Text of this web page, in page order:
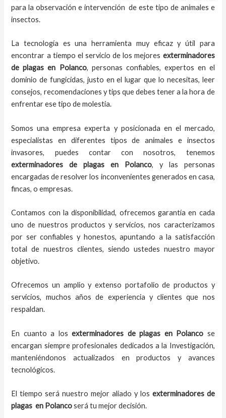
para la observación e intervención de este tipo de animales e
insectos.
La tecnología es una herramienta muy eficaz y útil para
encontrar a tiempo el servicio de los mejores exterminadores
de plagas en Polanco, personas confiables, expertos en el
dominio de fungicidas, justo en el lugar que lo necesitas, leer
consejos, recomendaciones y tips que debes tener a la hora de
enfrentar ese tipo de molestia.
Somos una empresa experta y posicionada en el mercado,
especialistas en diferentes tipos de animales e insectos
invasores, puedes contar con nosotros, tenemos
exterminadores de plagas en Polanco, y las personas
encargadas de resolver los inconvenientes generados en casa,
fincas, o empresas.
Contamos con la disponibilidad, ofrecemos garantía en cada
uno de nuestros productos y servicios, nos caracterizamos
por ser confiables y honestos, apuntando a la satisfacción
total de nuestros clientes, siendo ustedes nuestro mayor
objetivo.
Ofrecemos un amplio y extenso portafolio de productos y
servicios, muchos años de experiencia y clientes que nos
respaldan.
En cuanto a losexterminadores de plagas en Polanco se
encargan siempre profesionales dedicados a la Investigación,
manteniéndonos actualizados en productos y avances
tecnológicos.
El tiempo será nuestro mejor aliado y los exterminadores de
plagas en Polancoserá tu mejor decisión.